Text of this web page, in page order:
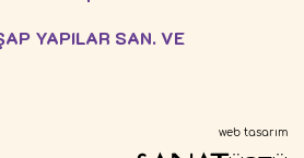
YAPILAR SAN. VE
web tasarım